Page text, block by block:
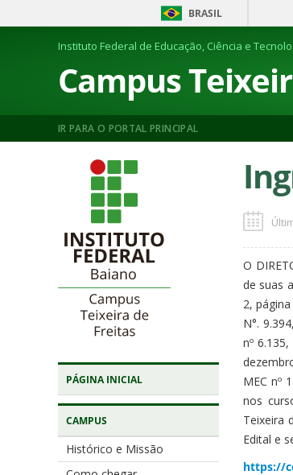
BRASIL
Instituto Federal de Educação, Ciência e
Campus
IR PARA O PORTAL PRINCIPAL
PÁGINA INICIAL
CAMPUS
Histórico e Missão
O
de suas
2,
N°.
nº
MEC nº
nos
Teixeira
Edital e
https://